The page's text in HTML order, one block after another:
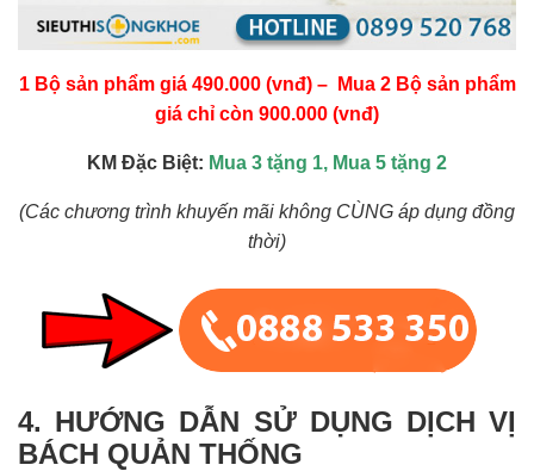
1 Bộ sản phẩm giá 490.000 (vnđ) – Mua 2 Bộ sản phẩm
giá chỉ còn 900.000 (vnđ)
KM Đặc Biệt: Mua 3 tặng 1, Mua 5 tặng 2
(Các chương trình khuyến mãi không CÙNG áp dụng đồng
thời)
4. HƯỚNG DẪN SỬ DỤNG DỊCH VỊ
BÁCH QUẢN THỐNG